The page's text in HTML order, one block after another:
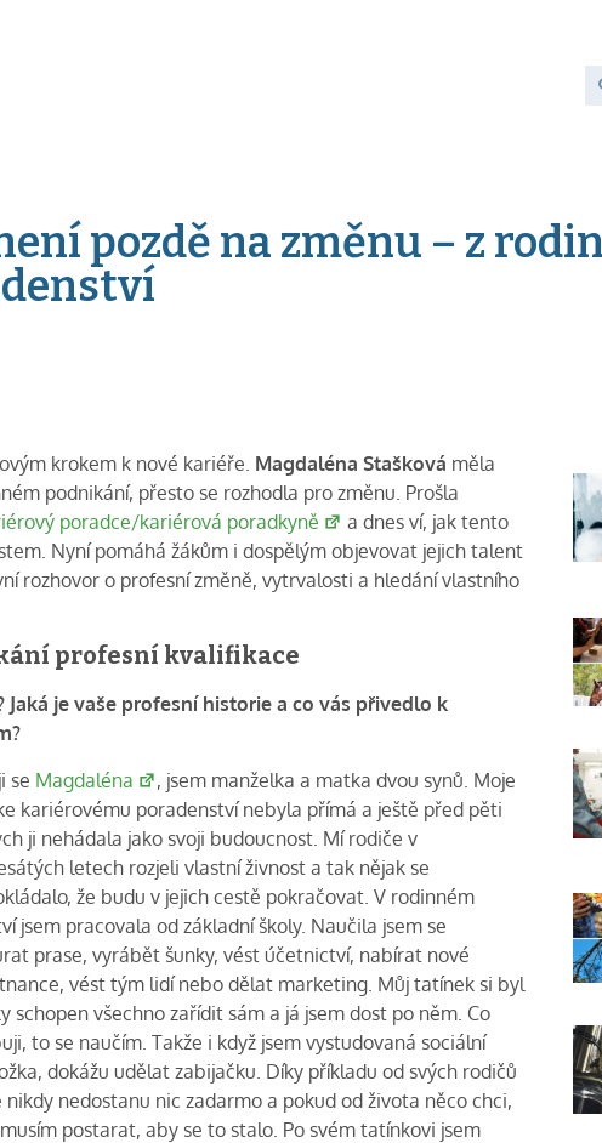
pozdě na změnu – z
krokem k nové kariéře. Magdaléna Stašková měla
podnikání, přesto se rozhodla pro změnu. Prošla
poradce/kariérová poradkyně
a dnes ví, jak tento
Nyní pomáhá žákům i dospělým objevovat jejich talent
rozhovor o profesní změně, vytrvalosti a hledání vlastního
profesní kvalifikace
je vaše profesní historie a co vás přivedlo k
se Magdaléna
, jsem manželka a matka dvou synů. Moje
kariérovému poradenství nebyla přímá a ještě před pěti
ji nehádala jako svoji budoucnost. Mí rodiče v
letech rozjeli vlastní živnost a tak nějak se
že budu v jejich cestě pokračovat. V rodinném
jsem pracovala od základní školy. Naučila jsem se
prase, vyrábět šunky, vést účetnictví, nabírat nové
vést tým lidí nebo dělat marketing. Můj tatínek si byl
schopen všechno zařídit sám a já jsem dost po něm. Co
to se naučím. Takže i když jsem vystudovaná sociální
dokážu udělat zabijačku. Díky příkladu od svých rodičů
nikdy nedostanu nic zadarmo a pokud od života něco chci,
postarat, aby se to stalo. Po svém tatínkovi jsem